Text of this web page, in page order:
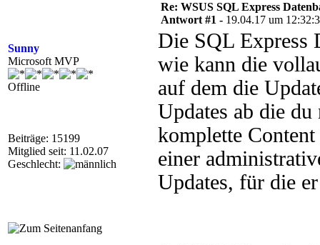
Sunny
Microsoft MVP
Offline
Beiträge: 15199
Mitglied seit: 11.02.07
Geschlecht:
Re: WSUS SQL Express
Antwort #1 - 19.04.17 um
Die SQL Express
wie kann die
auf dem die
Updates ab die
komplette
einer
Updates, für die